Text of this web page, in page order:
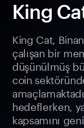
King
King Cat,
çalışan bir
düşünülmüş
coin
hedeflerken,
kapsamını